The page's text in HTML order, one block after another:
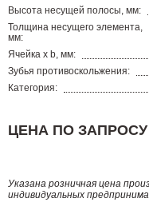
Высота несущей полосы, мм:
Толщина несущего элемента,
мм:
Ячейкa x b, мм:
Зубья противоскольжения:
Категория:
ЦЕНА ПО ЗАПРОСУ
Указана розничная цена
индивидуальных